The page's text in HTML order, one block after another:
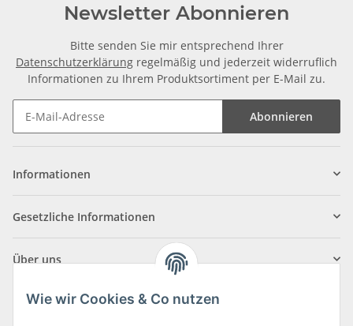
Newsletter Abonnieren
Bitte senden Sie mir entsprechend Ihrer
Datenschutzerklärung regelmäßig und jederzeit widerruflich
Informationen zu Ihrem Produktsortiment per E-Mail zu.
Abonnieren
Informationen
Gesetzliche Informationen
Über uns
Wie wir Cookies & Co nutzen